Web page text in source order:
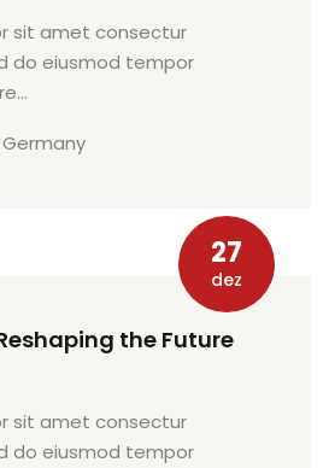
sit amet consectur
do eiusmod tempor
27
dez
the Future
sit amet consectur
do eiusmod tempor